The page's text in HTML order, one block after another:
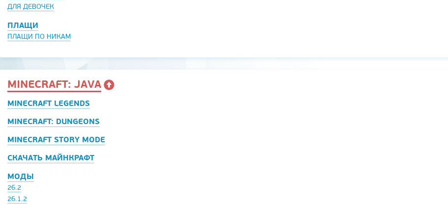
ДЛЯ ДЕВОЧЕК
ПЛАЩИ
ПЛАЩИ ПО НИКАМ
MINECRAFT: JAVA
MINECRAFT LEGENDS
MINECRAFT: DUNGEONS
MINECRAFT STORY MODE
СКАЧАТЬ МАЙНКРАФТ
МОДЫ
26.2
26.1.2